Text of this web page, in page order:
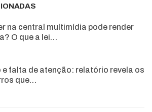
na central multimídia pode render
O que a lei…
e falta de atenção: relatório revela os
que…